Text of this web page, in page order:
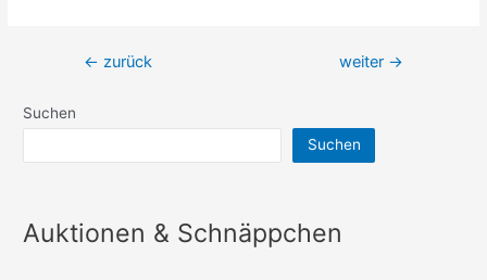
Beitragsnavigation
← zurück weiter →
Suchen
Suchen
Auktionen & Schnäppchen